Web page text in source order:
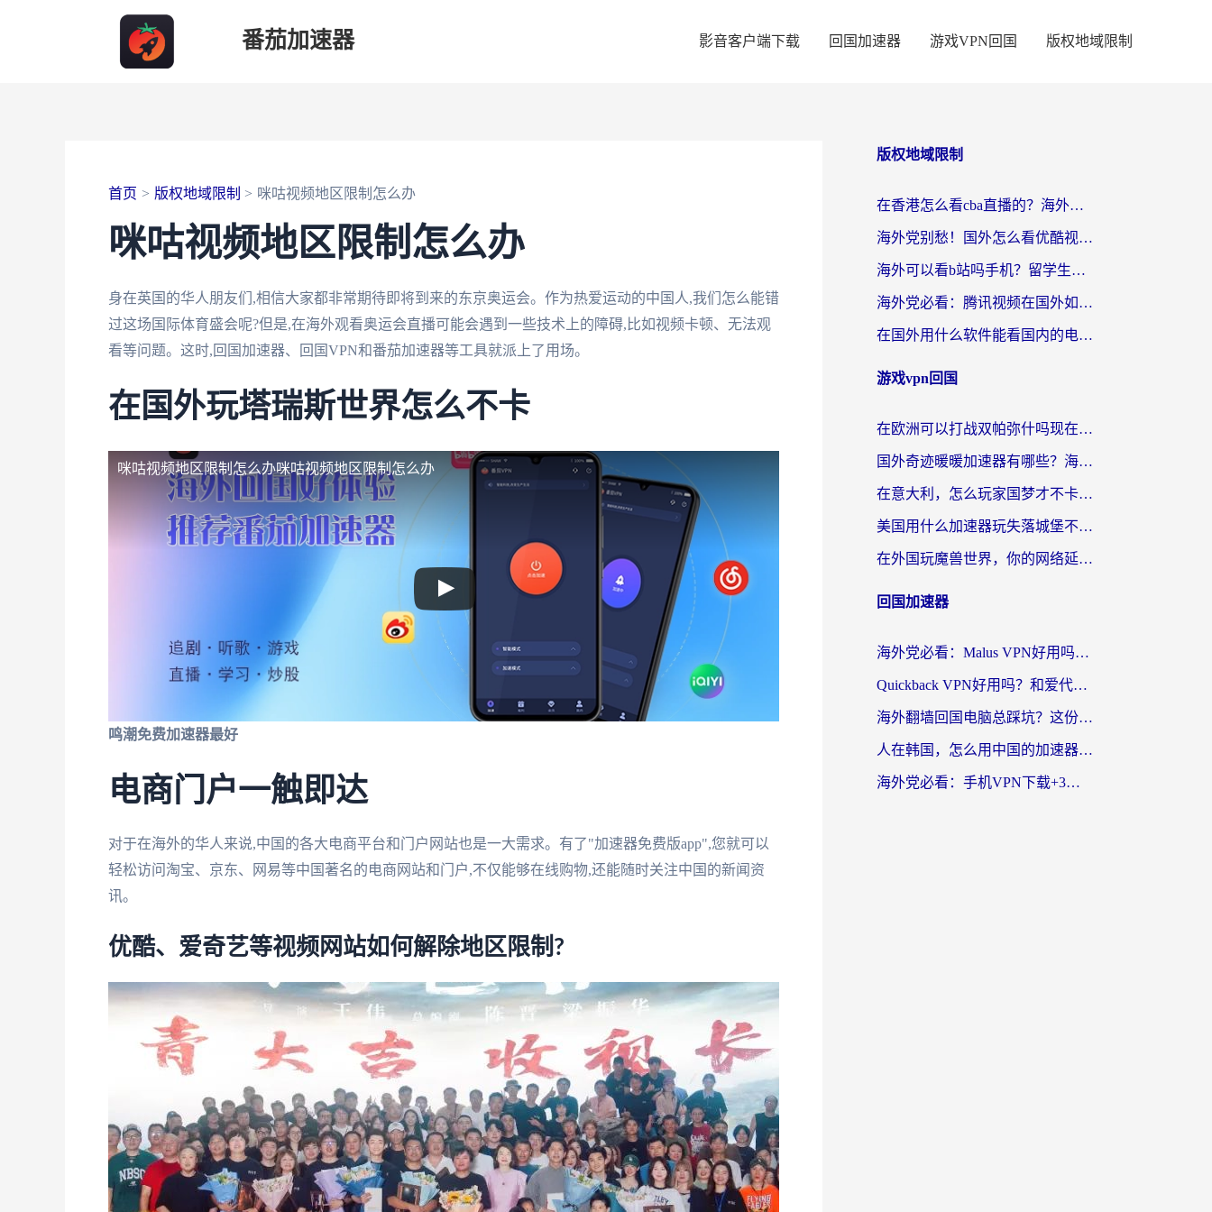
番茄加速器 影音客户端下载 回国加速器 游戏VPN回国 版权地域限制
首页 版权地域限制 咪咕视频地区限制怎么办
咪咕视频地区限制怎么办
身在英国的华人朋友们,相信大家都非常期待即将到来的东京奥运会。作为热爱运动的中国人,我们怎么能错
过这场国际体育盛会呢?但是,在海外观看奥运会直播可能会遇到一些技术上的障碍,比如视频卡顿、无法观
看等问题。这时,回国加速器、回国VPN和番茄加速器等工具就派上了用场。
在国外玩塔瑞斯世界怎么不卡
咪咕视频地区限制怎么办咪咕视频地区限制怎么办
鸣潮免费加速器最好
电商门户一触即达
对于在海外的华人来说,中国的各大电商平台和门户网站也是一大需求。有了"加速器免费版app",您就可以
轻松访问淘宝、京东、网易等中国著名的电商网站和门户,不仅能够在线购物,还能随时关注中国的新闻资
讯。
优酷、爱奇艺等视频网站如何解除地区限制?
版权地域限制
在香港怎么看cba直播的？海外党体育观赛终极指南：告别版权限制，畅享中文解说
海外党别愁！国外怎么看优酷视频？一招解决追剧、看直播难题
海外可以看b站吗手机？留学生亲测有效的回国加速指南
海外党必看：腾讯视频在国外如何解除地域限制？附优酷咪咕使用指南
在国外用什么软件能看国内的电视剧啊？留学生亲测有效的回国加速方案
游戏vpn回国
在欧洲可以打战双帕弥什吗现在？跨越延迟墙的实战指南
国外奇迹暖暖加速器有哪些？海外党国服游戏畅玩终极指南（附亲测推荐）
在意大利，怎么玩家国梦才不卡？这份终极加速指南请收好
美国用什么加速器玩失落城堡不卡？海外党亲测有效的国服游戏加速指南
在外国玩魔兽世界，你的网络延迟是最大的敌人
回国加速器
海外党必看：Malus VPN好用吗？和迅猛兔VPN对比哪个回国效果更好？附真实体验与避坑指南
Quickback VPN好用吗？和爱代理VPN对比哪个回国效果更好？
海外翻墙回国电脑总踩坑？这份实测指南帮你选对加速器（附ChickCNinitapMalus对比）
人在韩国，怎么用中国的加速器刷剧打游戏？这份真实体验指南给你答案
海外党必看：手机VPN下载+3步选对回国加速器，无缝刷国内资源不再愁